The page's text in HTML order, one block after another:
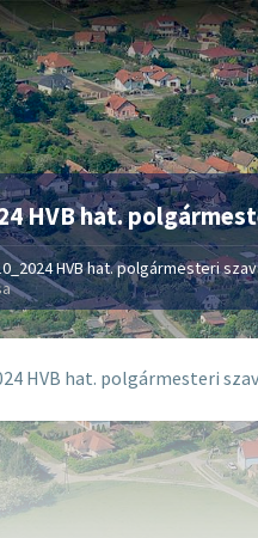
HVB hat.
HVB hat. polgármesteri
HVB hat. polgármesteri